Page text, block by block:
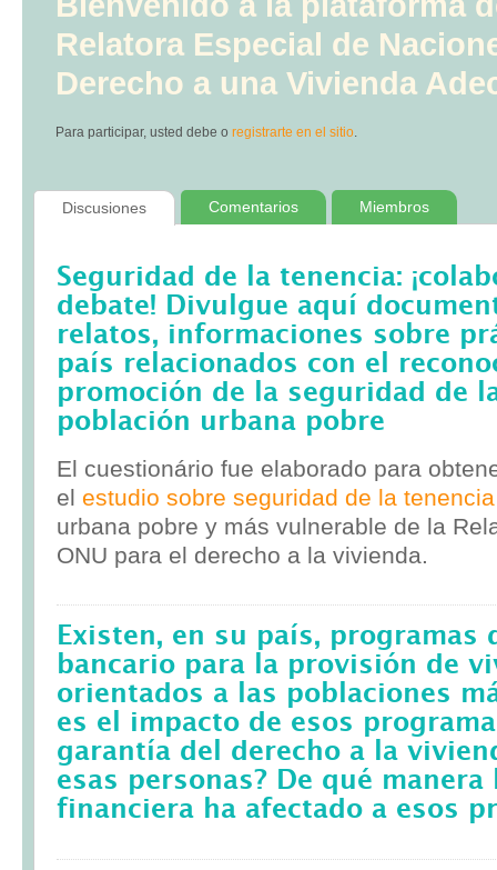
Relatora Especial de
Derecho a una Vivienda
Para participar, usted debe o registrarte en el sitio.
Discusiones Comentarios Miembros
Seguridad de la tenencia:
debate! Divulgue aquí
relatos, informaciones sobre
país relacionados con el
promoción de la seguridad de
población urbana pobre
El cuestionário fue elaborado para
el estudio sobre seguridad de la tenencia
urbana pobre y más vulnerable de la
ONU para el derecho a la vivienda.
Existen, en su país, programas
bancario para la provisión de
orientados a las poblaciones
es el impacto de esos
garantía del derecho a la
esas personas? De qué
financiera ha afectado a esos